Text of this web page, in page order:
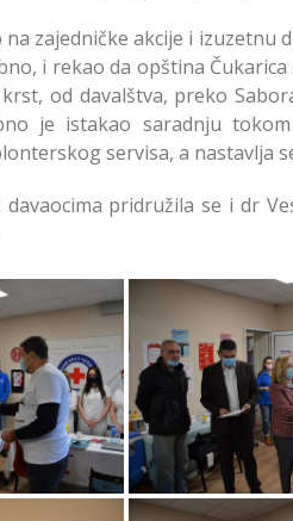
na zajedničke akcije i
i rekao da opština
od davalštva, preko
je istakao saradnju
servisa, a nastavlja
davaocima pridružila se i dr
Krvi na
145
Crvenog
Akcijom
Čukarici
Godina od
Krsta